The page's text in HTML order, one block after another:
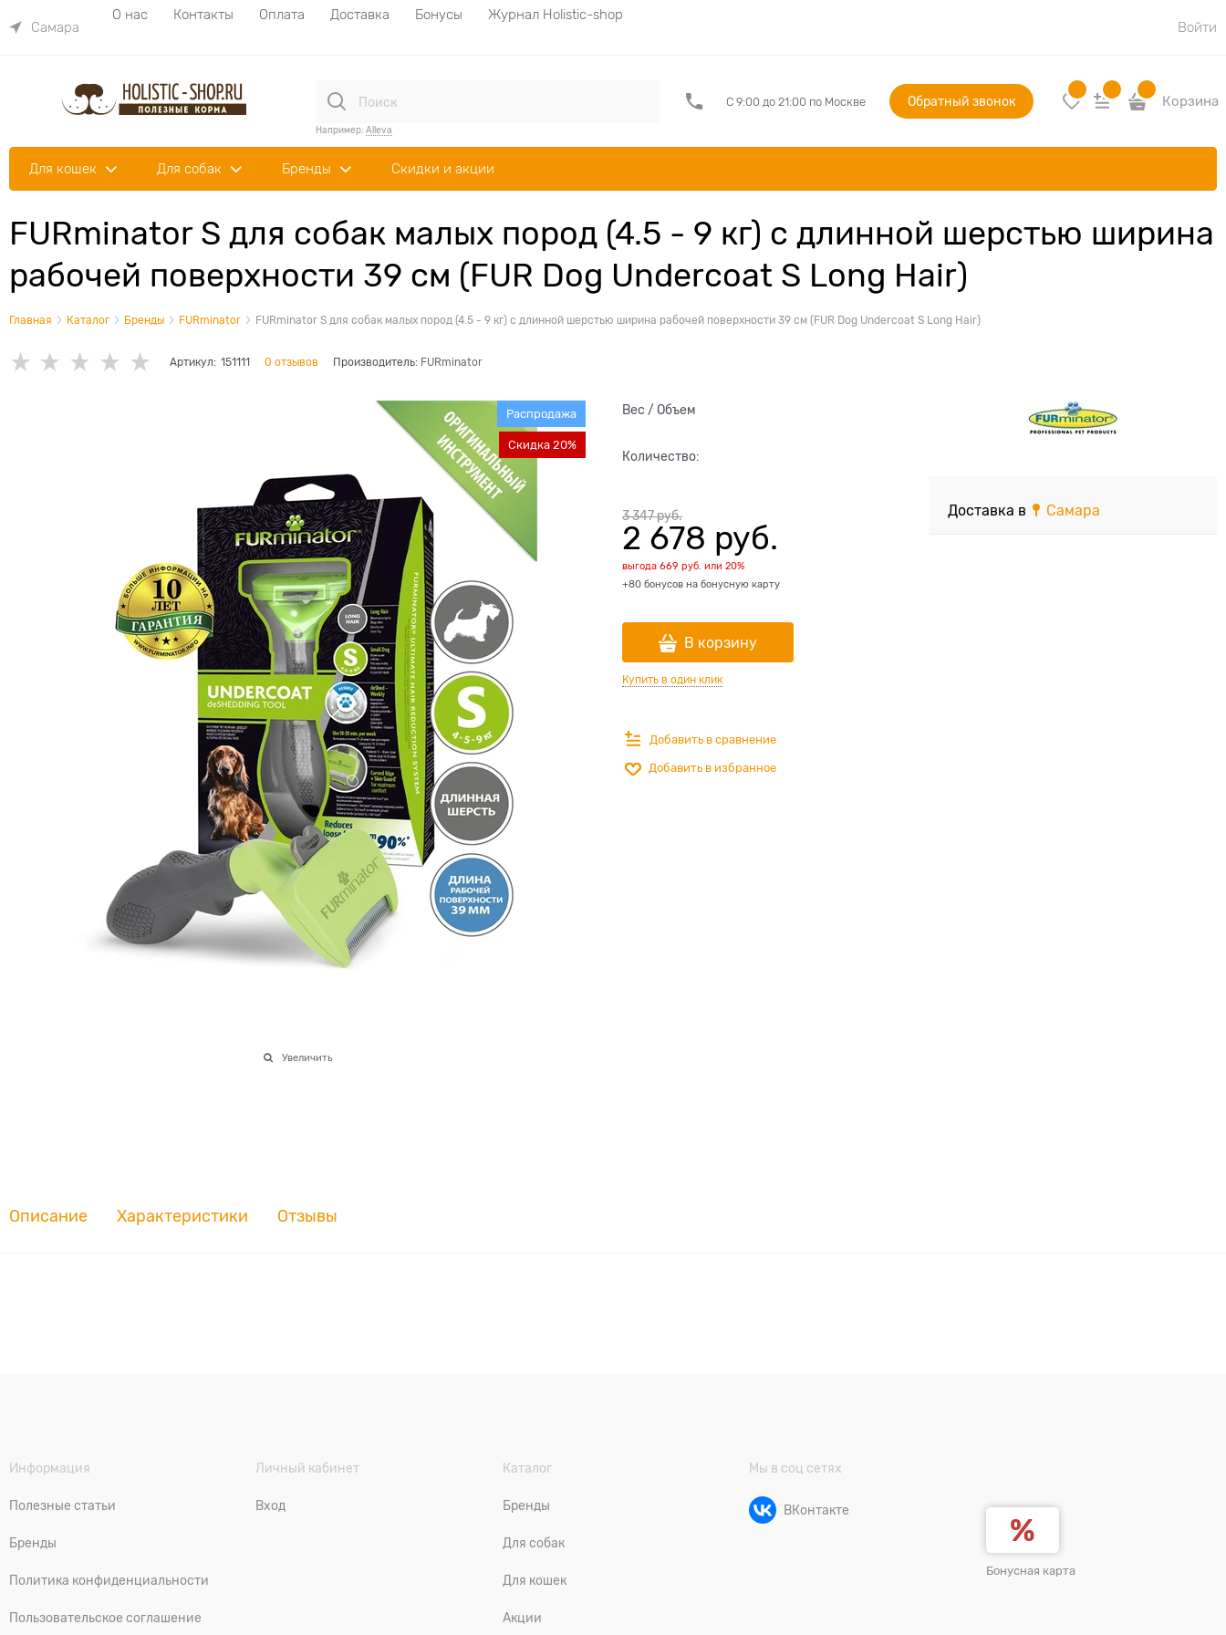
Самара
О нас Контакты Оплата Доставка Бонусы
Журнал Holistic-shop
Войти
Например: Alleva
С 9:00 до 21:00 по Москве Обратный звонок Корзина
Для кошек Для собак Бренды Скидки и акции
FURminator S для собак малых пород (4.5 - 9 кг) с длинной шерстью ширина
рабочей поверхности 39 см (FUR Dog Undercoat S Long Hair)
Главная Каталог Бренды FURminator FURminator S для собак малых пород (4.5 - 9 кг) с длинной шерстью ширина рабочей поверхности 39 см (FUR Dog Undercoat S Long Hair)
Артикул: 151111 0 отзывов Производитель: FURminator
Распродажа
Скидка 20%
Увеличить
Вес / Объем
Количество:
3 347 руб.
2 678 руб.
выгода 669 руб. или 20%
+80 бонусов на бонусную карту
В корзину
Купить в один клик
Добавить в сравнение
Добавить в избранное
Доставка в Самара
Описание Характеристики Отзывы
Информация
Полезные статьи
Бренды
Политика конфиденциальности
Пользовательское соглашение
Личный кабинет
Вход
Каталог
Бренды
Для собак
Для кошек
Акции
Мы в соц сетях
ВКонтакте
Бонусная карта